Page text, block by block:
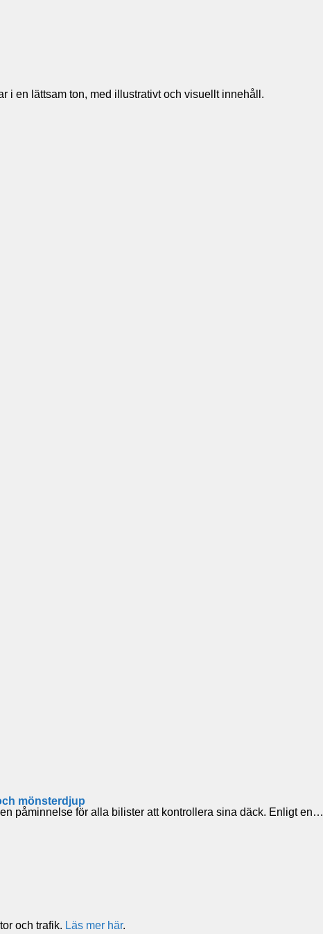
i en lättsam ton, med illustrativt och visuellt innehåll.
mönsterdjup
påminnelse för alla bilister att kontrollera sina däck. Enligt en…
och trafik. Läs mer här.